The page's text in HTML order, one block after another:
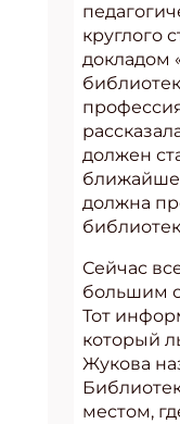
круглого
докладом
должен
должна
Сейчас
большим
Тот
который
Жукова
местом,